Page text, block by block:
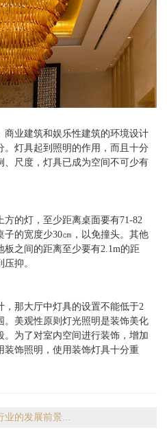
商业建筑和娱乐性建筑的环境设计
。灯具起到照明的作用，而且十分
、尺度，灯具已成为空间不可少有
的灯，至少距离桌面要有71-82
的宽度少30㎝，以免撞头。其他
之间的距离至少要有2.1m的距
抑。
，那大厅中灯具的设置不能低于2
。美观性原则灯光照明是装饰美化
为了对室内空间进行装饰，增加
装饰照明，使用装饰灯具十分重
的发展前景...